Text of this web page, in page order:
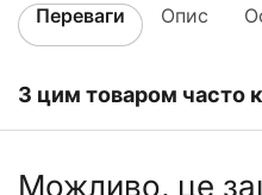
Переваги Опис
З цим товаром часто
Можливо, це